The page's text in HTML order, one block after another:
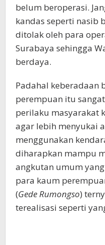
belum beroperasi.
kandas seperti nasib
ditolak oleh para
Surabaya sehingga
berdaya.
Padahal keberadaan
perempuan itu
perilaku masyarakat
agar lebih menyukai
menggunakan
diharapkan mampu
angkutan umum
para kaum
(Gede Rumongso)
terealisasi seperti